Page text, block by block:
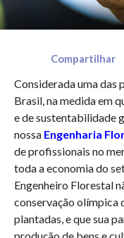
Compartilhar
Considerada uma das
Brasil, na medida em
e de sustentabilidade
nossa Engenharia
de profissionais no
toda a economia do
Engenheiro Florestal
conservação olímpica
plantadas, e que sua
produção de bens e